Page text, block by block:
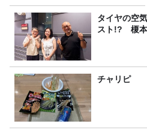
タイヤの空
スト!? 榎本
チャリピ